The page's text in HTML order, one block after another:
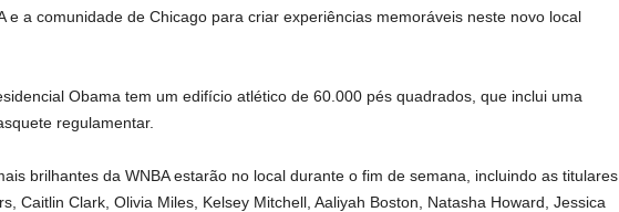
e a comunidade de Chicago para criar experiências memoráveis ​​neste novo local
Obama tem um edifício atlético de 60.000 pés quadrados, que inclui uma
regulamentar.
brilhantes da WNBA estarão no local durante o fim de semana, incluindo as titulares
Caitlin Clark, Olivia Miles, Kelsey Mitchell, Aaliyah Boston, Natasha Howard, Jessica